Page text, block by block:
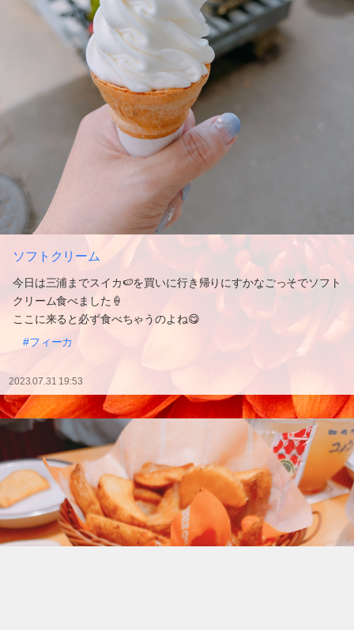
ソフトクリーム
今日は三浦までスイカ🍉を買いに行き帰りにすかなごっそでソフト
クリーム食べました🍦
ここに来ると必ず食べちゃうのよね😋
#フィーカ
2023.07.31 19:53